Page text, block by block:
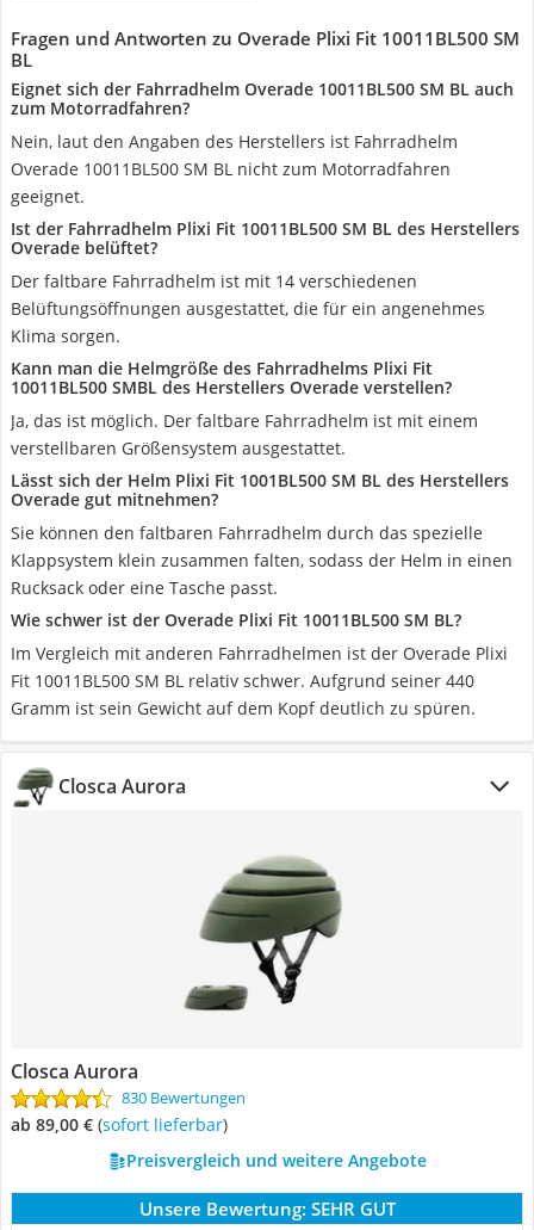
Fragen und Antworten zu Overade Plixi Fit 10011BL500 SM
BL
Eignet sich der Fahrradhelm Overade ‎10011BL500 SM BL auch
zum Motorradfahren?
Nein, laut den Angaben des Herstellers ist Fahrradhelm
Overade ‎10011BL500 SM BL nicht zum Motorradfahren
geeignet.
Ist der Fahrradhelm Plixi Fit 10011BL500 SM BL des Herstellers
Overade belüftet?
Der faltbare Fahrradhelm ist mit 14 verschiedenen
Belüftungsöffnungen ausgestattet, die für ein angenehmes
Klima sorgen.
Kann man die Helmgröße des Fahrradhelms Plixi Fit
10011BL500 SMBL des Herstellers Overade verstellen?
Ja, das ist möglich. Der faltbare Fahrradhelm ist mit einem
verstellbaren Größensystem ausgestattet.
Lässt sich der Helm Plixi Fit 1001BL500 SM BL des Herstellers
Overade gut mitnehmen?
Sie können den faltbaren Fahrradhelm durch das spezielle
Klappsystem klein zusammen falten, sodass der Helm in einen
Rucksack oder eine Tasche passt.
Wie schwer ist der Overade Plixi Fit 10011BL500 SM BL?
Im Vergleich mit anderen Fahrradhelmen ist der Overade Plixi
Fit 10011BL500 SM BL relativ schwer. Aufgrund seiner 440
Gramm ist sein Gewicht auf dem Kopf deutlich zu spüren.
Closca Aurora
Closca Aurora
830 Bewertungen
ab 89,00 € ( Sofort lieferbar)
Preisvergleich und weitere Angebote
Unsere Bewertung: SEHR GUT